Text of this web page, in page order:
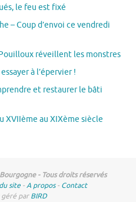
le feu est fixé
– Coup d’envoi ce vendredi
réveillent les monstres
à l’épervier !
et restaurer le bâti
XVIIème au XIXème siècle
- Tous droits réservés
site -A propos- Contact
parBIRD